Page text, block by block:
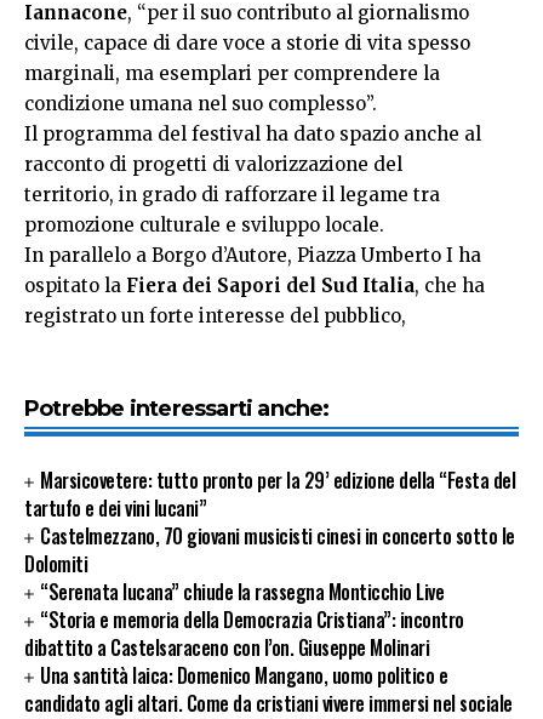
Iannacone, “per il suo contributo al giornalismo
civile, capace di dare voce a storie di vita spesso
marginali, ma esemplari per comprendere la
condizione umana nel suo complesso”.
Il programma del festival ha dato spazio anche al
racconto di progetti di valorizzazione del
territorio, in grado di rafforzare il legame tra
promozione culturale e sviluppo locale.
In parallelo a Borgo d’Autore, Piazza Umberto I ha
ospitato la Fiera dei Sapori del Sud Italia, che ha
registrato un forte interesse del pubblico,
Potrebbe interessarti anche:
Marsicovetere: tutto pronto per la 29’ edizione della “Festa del
tartufo e dei vini lucani”
Castelmezzano, 70 giovani musicisti cinesi in concerto sotto le
Dolomiti
“Serenata lucana” chiude la rassegna Monticchio Live
“Storia e memoria della Democrazia Cristiana”: incontro
dibattito a Castelsaraceno con l’on. Giuseppe Molinari
Una santità laica: Domenico Mangano, uomo politico e
candidato agli altari. Come da cristiani vivere immersi nel sociale